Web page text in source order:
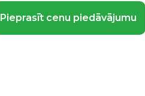
Pieprasīt cenu piedāvājumu